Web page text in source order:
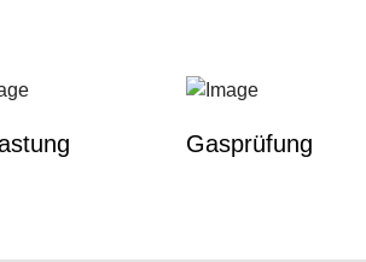
Gasprüfung